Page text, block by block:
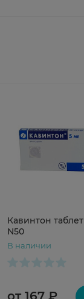
Кавинтон
N50
В наличии
от 167 ₽